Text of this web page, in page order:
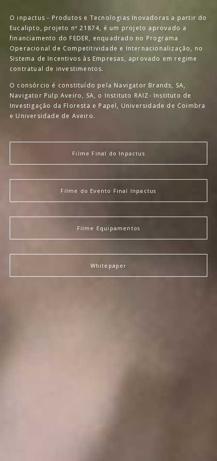
O inpactus - Produtos e Tecnologias Inovadoras a partir do
Eucalipto, projeto nº 21874, é um projeto aprovado a
financiamento do FEDER, enquadrado no Programa
Operacional de Competitividade e Internacionalização, no
Sistema de Incentivos às Empresas, aprovado em regime
contratual de investimentos.
O consórcio é constituído pela Navigator Brands, SA,
Navigator Pulp Aveiro, SA, o Instituto RAIZ- Instituto de
Investigação da Floresta e Papel, Universidade de Coimbra
e Universidade de Aveiro.
Filme Final do Inpactus
Filme do Evento Final Inpactus
Filme Equipamentos
Whitepaper